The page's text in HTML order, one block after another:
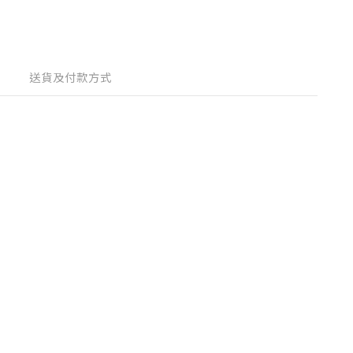
送貨及付款方式